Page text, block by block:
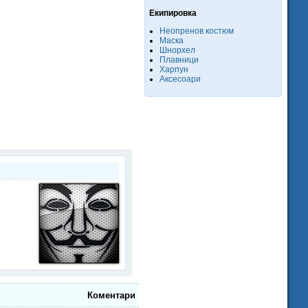
Коментари
Екипировка
Неопренов костюм
Маска
Шнорхел
Плавници
Харпун
Аксесоари